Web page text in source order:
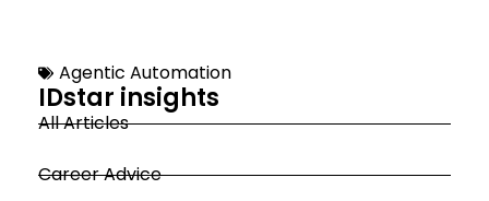
Agentic Automation
IDstar insights
All Articles
Career Advice